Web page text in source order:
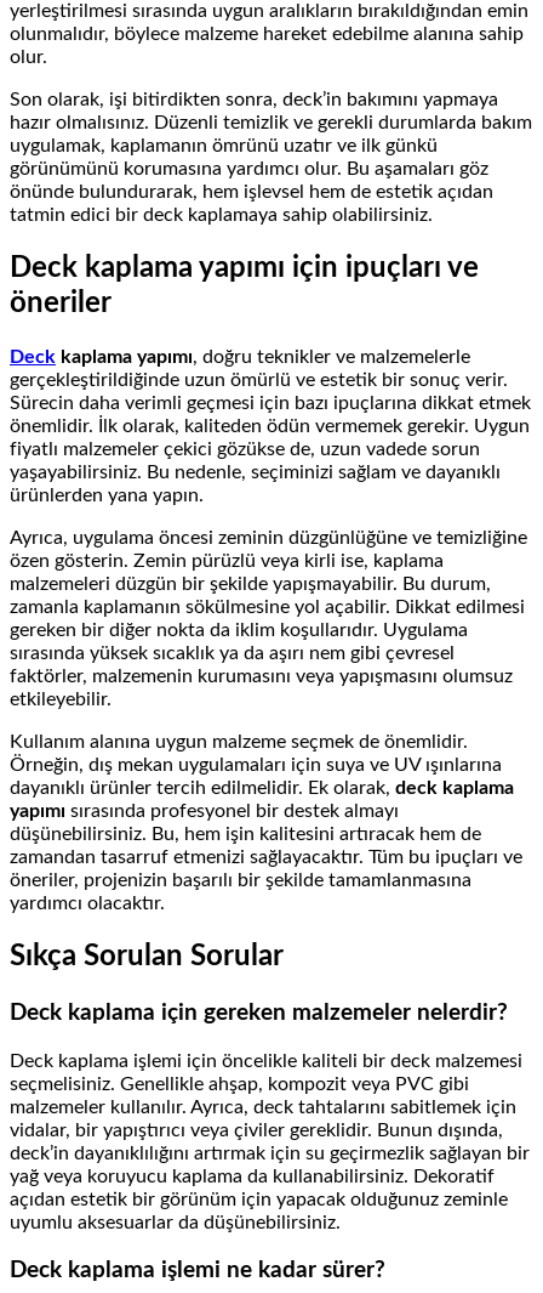
yerleştirilmesi sırasında uygun aralıkların bırakıldığından emin
olunmalıdır, böylece malzeme hareket edebilme alanına sahip
olur.
Son olarak, işi bitirdikten sonra, deck’in bakımını yapmaya
hazır olmalısınız. Düzenli temizlik ve gerekli durumlarda bakım
uygulamak, kaplamanın ömrünü uzatır ve ilk günkü
görünümünü korumasına yardımcı olur. Bu aşamaları göz
önünde bulundurarak, hem işlevsel hem de estetik açıdan
tatmin edici bir deck kaplamaya sahip olabilirsiniz.
Deck kaplama yapımı için ipuçları ve
öneriler
Deck kaplama yapımı, doğru teknikler ve malzemelerle
gerçekleştirildiğinde uzun ömürlü ve estetik bir sonuç verir.
Sürecin daha verimli geçmesi için bazı ipuçlarına dikkat etmek
önemlidir. İlk olarak, kaliteden ödün vermemek gerekir. Uygun
fiyatlı malzemeler çekici gözükse de, uzun vadede sorun
yaşayabilirsiniz. Bu nedenle, seçiminizi sağlam ve dayanıklı
ürünlerden yana yapın.
Ayrıca, uygulama öncesi zeminin düzgünlüğüne ve temizliğine
özen gösterin. Zemin pürüzlü veya kirli ise, kaplama
malzemeleri düzgün bir şekilde yapışmayabilir. Bu durum,
zamanla kaplamanın sökülmesine yol açabilir. Dikkat edilmesi
gereken bir diğer nokta da iklim koşullarıdır. Uygulama
sırasında yüksek sıcaklık ya da aşırı nem gibi çevresel
faktörler, malzemenin kurumasını veya yapışmasını olumsuz
etkileyebilir.
Kullanım alanına uygun malzeme seçmek de önemlidir.
Örneğin, dış mekan uygulamaları için suya ve UV ışınlarına
dayanıklı ürünler tercih edilmelidir. Ek olarak, deck kaplama
yapımı sırasında profesyonel bir destek almayı
düşünebilirsiniz. Bu, hem işin kalitesini artıracak hem de
zamandan tasarruf etmenizi sağlayacaktır. Tüm bu ipuçları ve
öneriler, projenizin başarılı bir şekilde tamamlanmasına
yardımcı olacaktır.
Sıkça Sorulan Sorular
Deck kaplama için gereken malzemeler nelerdir?
Deck kaplama işlemi için öncelikle kaliteli bir deck malzemesi
seçmelisiniz. Genellikle ahşap, kompozit veya PVC gibi
malzemeler kullanılır. Ayrıca, deck tahtalarını sabitlemek için
vidalar, bir yapıştırıcı veya çiviler gereklidir. Bunun dışında,
deck’in dayanıklılığını artırmak için su geçirmezlik sağlayan bir
yağ veya koruyucu kaplama da kullanabilirsiniz. Dekoratif
açıdan estetik bir görünüm için yapacak olduğunuz zeminle
uyumlu aksesuarlar da düşünebilirsiniz.
Deck kaplama işlemi ne kadar sürer?